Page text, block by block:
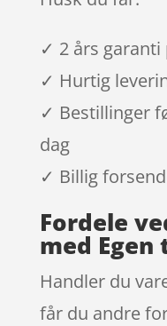
✓ 2 års garanti
✓ Hurtig
✓ Bestillinger
dag
✓ Billig
Fordele
med
Handler du
får du andre